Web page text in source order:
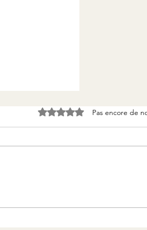
Noté 0 étoile sur 5.Pas encore de